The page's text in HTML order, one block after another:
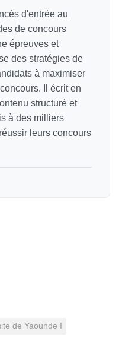
d'entrée au
de concours
épreuves et
des stratégies de
à maximiser
Il écrit en
structuré et
à des milliers
leurs concours
de Yaounde I